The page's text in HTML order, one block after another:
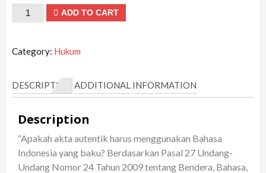
Ensiklopedia
quantity
ADD TO CART
Category: Hukum
DESCRIPTION ADDITIONAL INFORMATION
Description
“Apakah akta autentik harus menggunakan Bahasa
Indonesia yang baku? Berdasarkan Pasal 27 Undang-
Undang Nomor 24 Tahun 2009 tentang Bendera, Bahasa,